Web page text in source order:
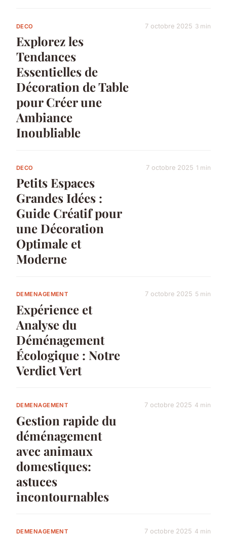
DECO
Explorez les
Tendances
Essentielles de
Décoration de Table
pour Créer une
Ambiance
Inoubliable
7 octobre 2025 3 min
DECO
Petits Espaces
Grandes Idées :
Guide Créatif pour
une Décoration
Optimale et
Moderne
7 octobre 2025 1 min
DEMENAGEMENT
Expérience et
Analyse du
Déménagement
Écologique : Notre
Verdict Vert
7 octobre 2025 5 min
DEMENAGEMENT
Gestion rapide du
déménagement
avec animaux
domestiques:
astuces
incontournables
7 octobre 2025 4 min
DEMENAGEMENT 7 octobre 2025 4 min